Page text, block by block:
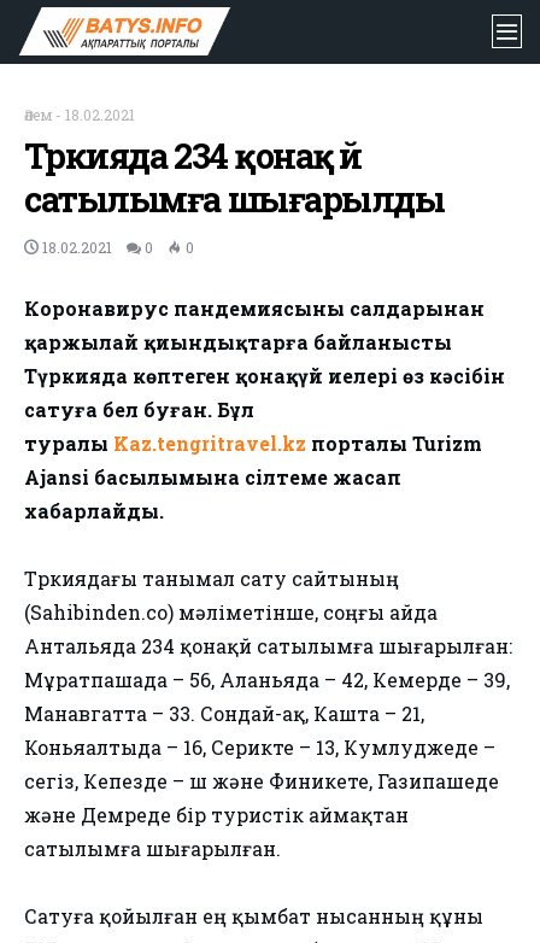
Әлем - 18.02.2021
Түркияда 234 қонақ үй
сатылымға шығарылды
18.02.2021 0 0
Коронавирус пандемиясының салдарынан
қаржылай қиындықтарға байланысты
Түркияда көптеген қонақүй иелері өз кәсібін
сатуға бел буған. Бұл
туралы Kaz.tengritravel.kz порталы Turizm
Ajansi басылымына сілтеме жасап
хабарлайды.
Түркиядағы танымал сату сайтының
(Sahibinden.co) мәліметінше, соңғы айда
Антальяда 234 қонақүй сатылымға шығарылған:
Мұратпашада – 56, Аланьяда – 42, Кемерде – 39,
Манавгатта – 33. Сондай-ақ, Кашта – 21,
Коньяалтыда – 16, Серикте – 13, Кумлуджеде –
сегіз, Кепезде – үш және Финикете, Газипашеде
және Демреде бір туристік аймақтан
сатылымға шығарылған.
Сатуға қойылған ең қымбат нысанның құны